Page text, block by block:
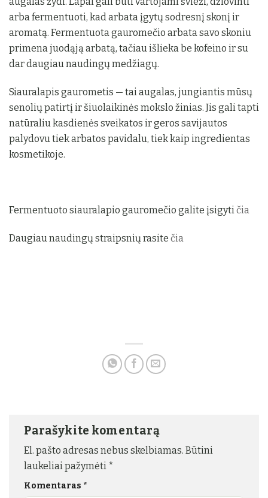
arba fermentuoti, kad arbata įgytų sodresnį skonį ir
aromatą. Fermentuota gauromečio arbata savo skoniu
primena juodąją arbatą, tačiau išlieka be kofeino ir su
dar daugiau naudingų medžiagų.
Siauralapis gaurometis — tai augalas, jungiantis mūsų
senolių patirtį ir šiuolaikinės mokslo žinias. Jis gali tapti
natūraliu kasdienės sveikatos ir geros savijautos
palydovu tiek arbatos pavidalu, tiek kaip ingredientas
kosmetikoje.
Fermentuoto siauralapio gauromečio galite įsigytičia
Daugiau naudingų straipsnių rasite čia
Parašykite komentarą
El. pašto adresas nebus skelbiamas. Būtini
laukeliai pažymėti *
Komentaras *